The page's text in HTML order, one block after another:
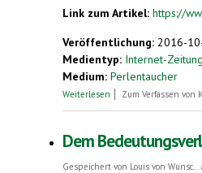
Link zum Artikel: https://
Veröffentlichung: 2016-
Medientyp: Internet-Zeitung
Medium: Perlentaucher
Weiterlesen überZum Verfassen von
Dem
Gespeichert von Louis von Wunsc...